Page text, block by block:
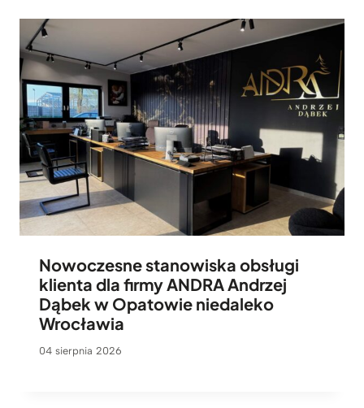
Nowoczesne stanowiska obsługi
klienta dla firmy ANDRA Andrzej
Dąbek w Opatowie niedaleko
Wrocławia
04 sierpnia 2026